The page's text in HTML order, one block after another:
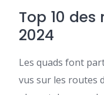
Top 10
2024
Les quads font
vus sur les routes